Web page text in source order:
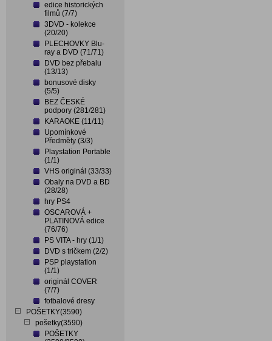
edice historických
filmů (7/7)
3DVD - kolekce
(20/20)
PLECHOVKY Blu-
ray a DVD (71/71)
DVD bez přebalu
(13/13)
bonusové disky
(5/5)
BEZ ČESKÉ
podpory (281/281)
KARAOKE (11/11)
Upomínkové
Předměty (3/3)
Playstation Portable
(1/1)
VHS originál (33/33)
Obaly na DVD a BD
(28/28)
hry PS4
OSCAROVÁ +
PLATINOVÁ edice
(76/76)
PS VITA - hry (1/1)
DVD s tričkem (2/2)
PSP playstation
(1/1)
originál COVER
(7/7)
fotbalové dresy
POŠETKY(3590)
pošetky(3590)
POŠETKY